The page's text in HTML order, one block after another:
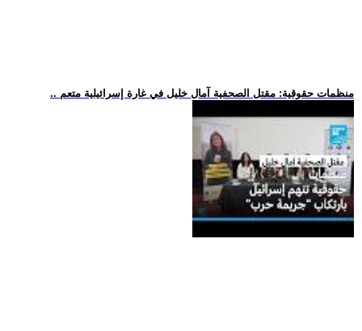
.. منظمات حقوقية: مقتل الصحفية آمال خليل في غارة إسرائيلية متعم